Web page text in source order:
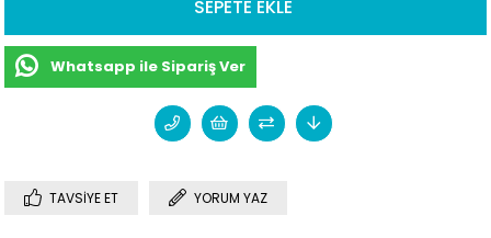
Whatsapp ile Sipariş Ver
TAVSIYE ET YORUM YAZ